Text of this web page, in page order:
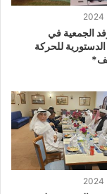
الجمعية في
الدستورية للحركة